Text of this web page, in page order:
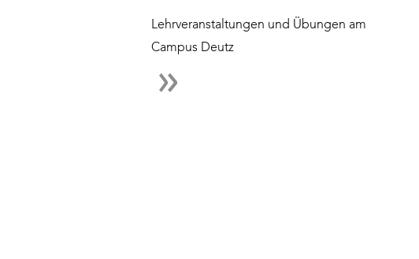
Lehrveranstaltungen und Übungen am
Campus Deutz